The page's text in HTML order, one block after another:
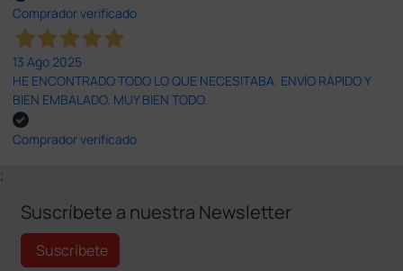
Comprador verificado
13 Ago 2025
HE ENCONTRADO TODO LO QUE NECESITABA. ENVÍO RÁPIDO Y
BIEN EMBALADO. MUY BIEN TODO.
Comprador verificado
;
Suscríbete a nuestra Newsletter
Suscríbete